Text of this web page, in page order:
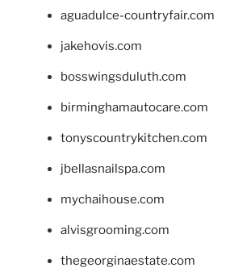
aguadulce-countryfair.com
jakehovis.com
bosswingsduluth.com
birminghamautocare.com
tonyscountrykitchen.com
jbellasnailspa.com
mychaihouse.com
alvisgrooming.com
thegeorginaestate.com